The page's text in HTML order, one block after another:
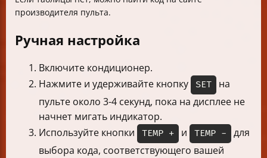
производителя пульта.
Ручная настройка
Включите кондиционер.
Нажмите и удерживайте кнопку
SET
на
пульте около 3-4 секунд, пока на дисплее не
начнет мигать индикатор.
Используйте кнопки
TEMP + и TEMP -
для
выбора кода, соответствующего вашей